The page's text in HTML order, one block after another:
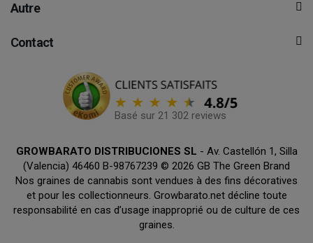
Autre
Contact
Basé sur 21 302 reviews
GROWBARATO DISTRIBUCIONES SL - Av. Castellón 1, Silla
(Valencia) 46460 B-98767239 © 2026 GB The Green Brand
Nos graines de cannabis sont vendues à des fins décoratives
et pour les collectionneurs. Growbarato.net décline toute
responsabilité en cas d’usage inapproprié ou de culture de ces
graines.